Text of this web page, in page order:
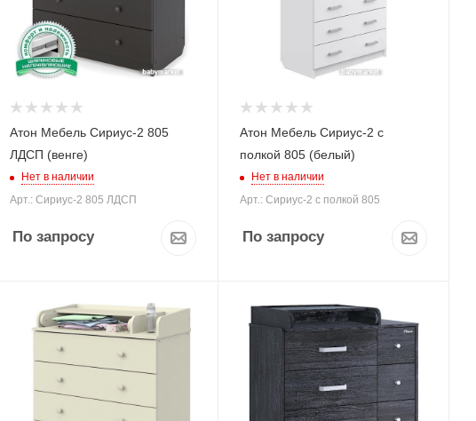
Атон Мебель Сириус-2 805
ЛДСП (венге)
Нет в наличии
Арт.: Сириус-2 805 ЛДСП
По запросу
Атон Мебель Сириус-2 с
полкой 805 (белый)
Нет в наличии
Арт.: Сириус-2 с полкой 805
По запросу